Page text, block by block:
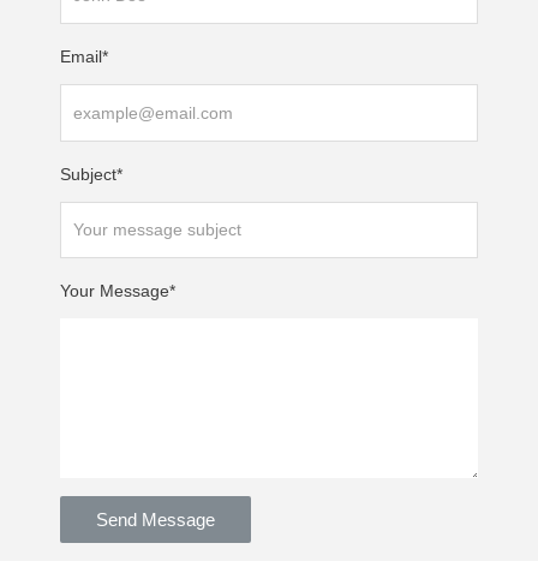
Email*
Subject*
Your Message*
Send Message